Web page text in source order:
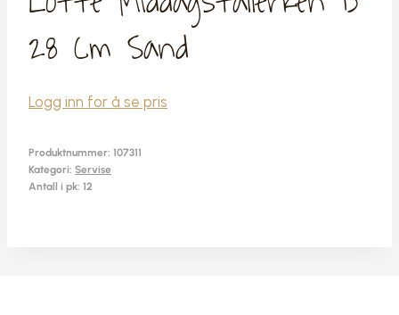
28 Cm Sand
Logg inn for å se pris
Produktnummer: 107311
Kategori: Servise
Antall i pk: 12